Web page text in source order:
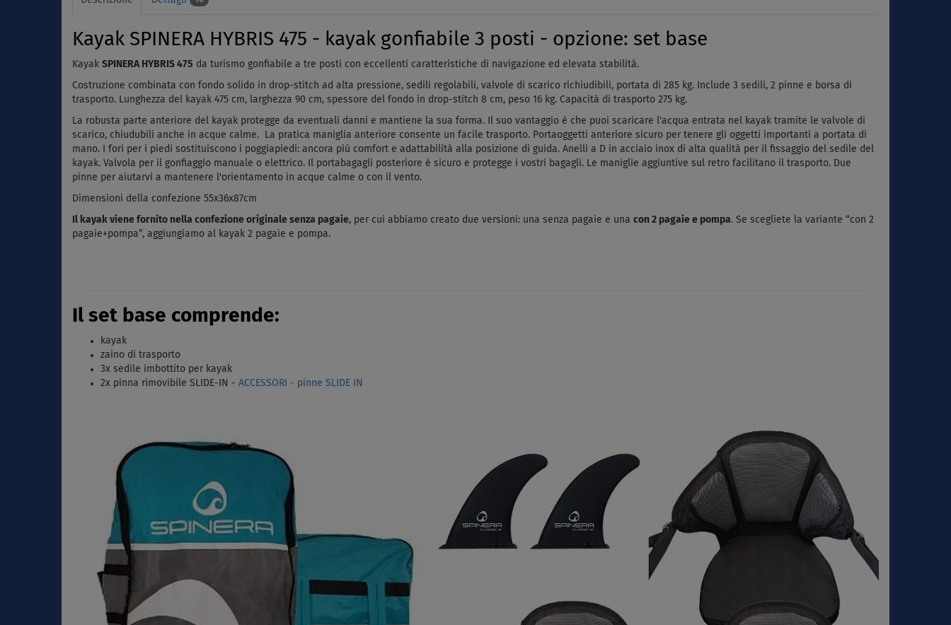
Kayak SPINERA HYBRIS 475 - kayak gonfiabile 3 posti - opzione: set base
Kayak SPINERA HYBRIS 475 da turismo gonfiabile a tre posti con eccellenti caratteristiche di navigazione ed elevata stabilità.
Costruzione combinata con fondo solido in drop-stitch ad alta pressione, sedili regolabili, valvole di scarico richiudibili, portata di 285 kg. Include 3 sedili, 2 pinne e borsa di
trasporto. Lunghezza del kayak 475 cm, larghezza 90 cm, spessore del fondo in drop-stitch 8 cm, peso 16 kg. Capacità di trasporto 275 kg.
La robusta parte anteriore del kayak protegge da eventuali danni e mantiene la sua forma.
Il suo vantaggio è che puoi scaricare l'acqua entrata nel kayak tramite le valvole di
scarico, chiudubili anche in acque calme.
La pratica maniglia anteriore consente un facile trasporto. Portaoggetti anteriore sicuro per tenere gli oggetti importanti a portata di
mano. I fori per i piedi sostituiscono i poggiapiedi: ancora più comfort e adattabilità alla posizione di guida. Anelli a D in acciaio inox di alta qualità per il fissaggio del sedile del
kayak. Valvola per il gonfiaggio manuale o elettrico. Il portabagagli posteriore è sicuro e protegge i vostri bagagli. Le maniglie aggiuntive sul retro facilitano il trasporto. Due
pinne per aiutarvi a mantenere l'orientamento in acque calme o con il vento.
Dimensioni della confezione 55x36x87cm
Il kayak viene fornito nella confezione originale senza pagaie, per cui abbiamo creato due versioni: una senza pagaie e una con 2 pagaie e pompa. Se scegliete la variante “con 2
pagaie+pompa”, aggiungiamo al kayak 2 pagaie e pompa.
Il set base comprende:
kayak
zaino di trasporto
3x sedile imbottito per kayak
2x pinna rimovibile SLIDE-IN - ACCESSORI - pinne SLIDE IN